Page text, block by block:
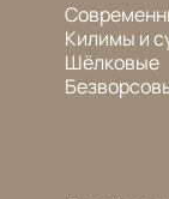
Килимы и
Шёлковые